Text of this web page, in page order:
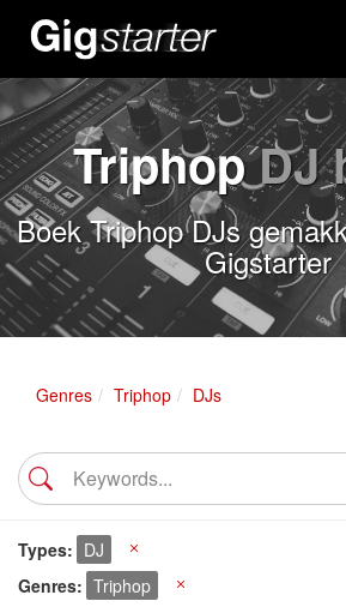
TriphopDJ
Boek Triphop DJs
Gigstarter
Genres Triphop DJs
Types DJ
Genres
Triphop